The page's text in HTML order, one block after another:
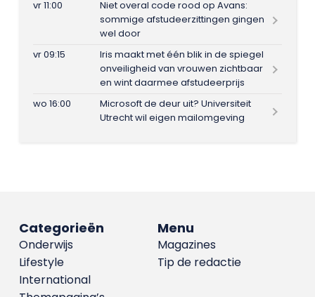
vr 11:00
Niet overal code rood op Avans:
sommige afstudeerzittingen gingen
wel door
vr 09:15
Iris maakt met één blik in de spiegel
onveiligheid van vrouwen zichtbaar
en wint daarmee afstudeerprijs
wo 16:00
Microsoft de deur uit? Universiteit
Utrecht wil eigen mailomgeving
Menu
Magazines
Tip de redactie
Categorieën
Onderwijs
Lifestyle
International